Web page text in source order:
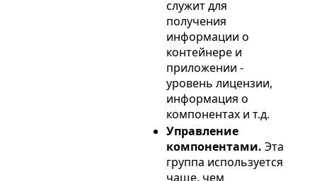
служит для
получения
информации о
контейнере и
приложении -
уровень лицензии,
информация о
компонентах и т.д.
Управление
компонентами. Эта
группа используется
чаще, чем